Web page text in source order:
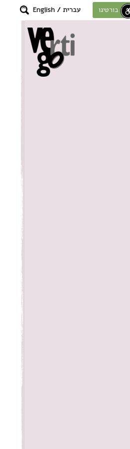
בורטיגו עברית /
English